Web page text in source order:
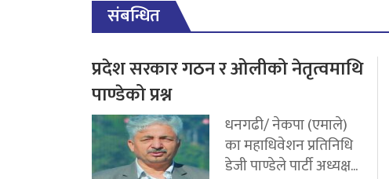
संबन्धित
प्रदेश सरकार गठन र ओलीको नेतृत्वमाथि
पाण्डेको प्रश्न
धनगढी/ नेकपा (एमाले)
का महाधिवेशन प्रतिनिधि
डेजी पाण्डेले पार्टी अध्यक्ष...